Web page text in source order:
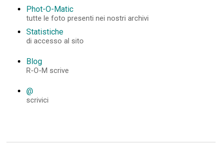
Phot-O-Matic
tutte le foto presenti nei nostri archivi
Statistiche
di accesso al sito
Blog
R-O-M scrive
@
scrivici